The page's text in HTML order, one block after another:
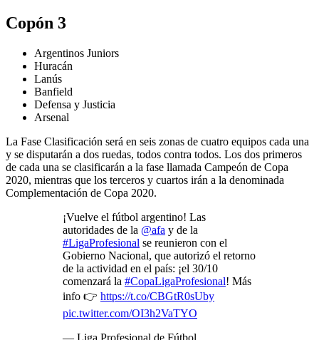
Copón 3
Argentinos Juniors
Huracán
Lanús
Banfield
Defensa y Justicia
Arsenal
La Fase Clasificación será en seis zonas de cuatro equipos cada una
y se disputarán a dos ruedas, todos contra todos. Los dos primeros
de cada una se clasificarán a la fase llamada Campeón de Copa
2020, mientras que los terceros y cuartos irán a la denominada
Complementación de Copa 2020.
¡Vuelve el fútbol argentino! Las
autoridades de la @afa y de la
#LigaProfesional se reunieron con el
Gobierno Nacional, que autorizó el retorno
de la actividad en el país: ¡el 30/10
comenzará la #CopaLigaProfesional! Más
info 👉 https://t.co/CBGtR0sUby
pic.twitter.com/OI3h2VaTYO
— Liga Profesional de Fútbol